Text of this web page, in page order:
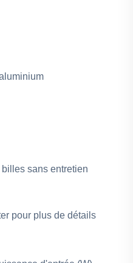
sans entretien
pour plus de détails